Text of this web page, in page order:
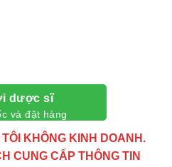
dược sĩ
và đặt hàng
KHÔNG KINH DOANH.
CUNG CẤP THÔNG TIN